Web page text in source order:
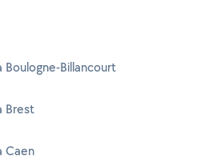
Boulogne-Billancourt
Brest
Caen